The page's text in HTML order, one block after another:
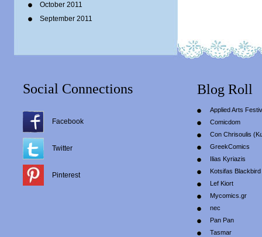
October 2011
September 2011
Social Connections
Facebook
Twitter
Pinterest
Blog Roll
Applied Arts
Comicdom
Con Chrisoulis
GreekComics
Ilias Kyriazis
Kotsifas Blackbird
Lef Kiort
Mycomics.gr
nec
Pan Pan
Tasmar